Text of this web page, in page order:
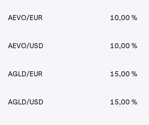
AEVO/EUR 10,00 %
AEVO/USD 10,00 %
AGLD/EUR 15,00 %
AGLD/USD 15,00 %